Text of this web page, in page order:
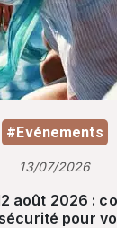
#Evénements
13/07/2026
août 2026 :
pour